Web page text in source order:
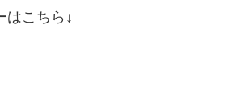
はこちら↓